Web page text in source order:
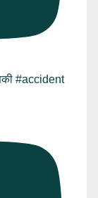
#accident